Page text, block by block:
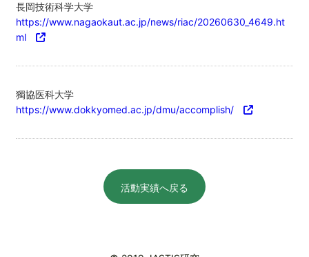
長岡技術科学大学
https://www.nagaokaut.ac.jp/news/riac/20260630_4649.ht
ml
獨協医科大学
https://www.dokkyomed.ac.jp/dmu/accomplish/
活動実績へ戻る